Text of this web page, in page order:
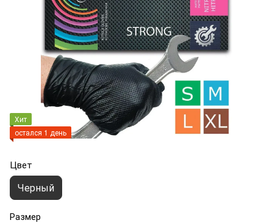
Хит
остался 1 день
Цвет
Черный
Размер